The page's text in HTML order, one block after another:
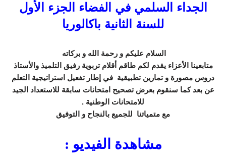
الجداء السلمي في الفضاء الجزء الأول
للسنة الثانية باكالوريا
السلام عليكم و رحمة الله و بركاته
متابعينا الأعزاء يقدم لكم طاقم أقلام تربوية رفيق التلميذ والأستاذ
دروس مصورة و تمارين تطبيقية في إطار تفعيل استراتيجية التعلم
عن بعد كما سنقوم بعرض تصحيح امتحانات سابقة للاستعداد الجيد
للامتحانات الوطنية .
مع متمياتنا للجميع بالنجاح و التوفيق
مشاهدة الفيديو :